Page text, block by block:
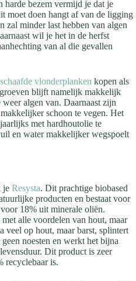
harde bezem vermijd je dat je
moet doen hangt af van de ligging
zal minder last hebben van algen
wil je het in de herfst
van al die gevallen
vlonderplanken kopen als
blijft namelijk makkelijk
algen van. Daarnaast zijn
schoon te vegen. Het
met hardhoutolie te
en water makkelijker wegspoelt
je Resysta. Dit prachtige biobased
producten en bestaat voor
18% uit minerale oliën.
alle voordelen van hout, maar
veel op hout, maar barst, splintert
noesten en werkt het bijna
Dit product is zeer
recyclebaar is.